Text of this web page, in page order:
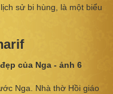
sử bi hùng, là một biểu
Nga. Nhà thờ Hồi giáo